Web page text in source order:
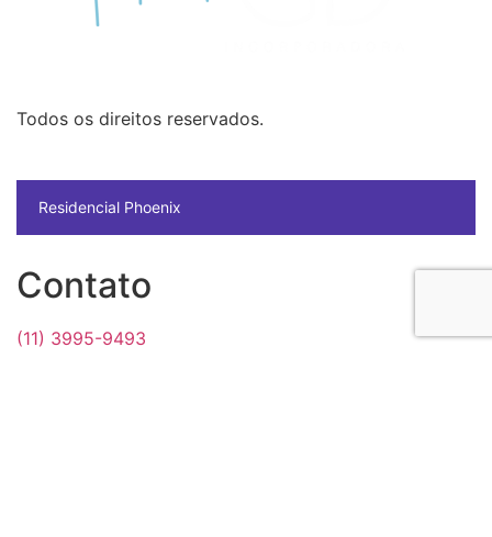
Todos os direitos reservados.
Residencial Phoenix
Contato
(11) 3995-9493